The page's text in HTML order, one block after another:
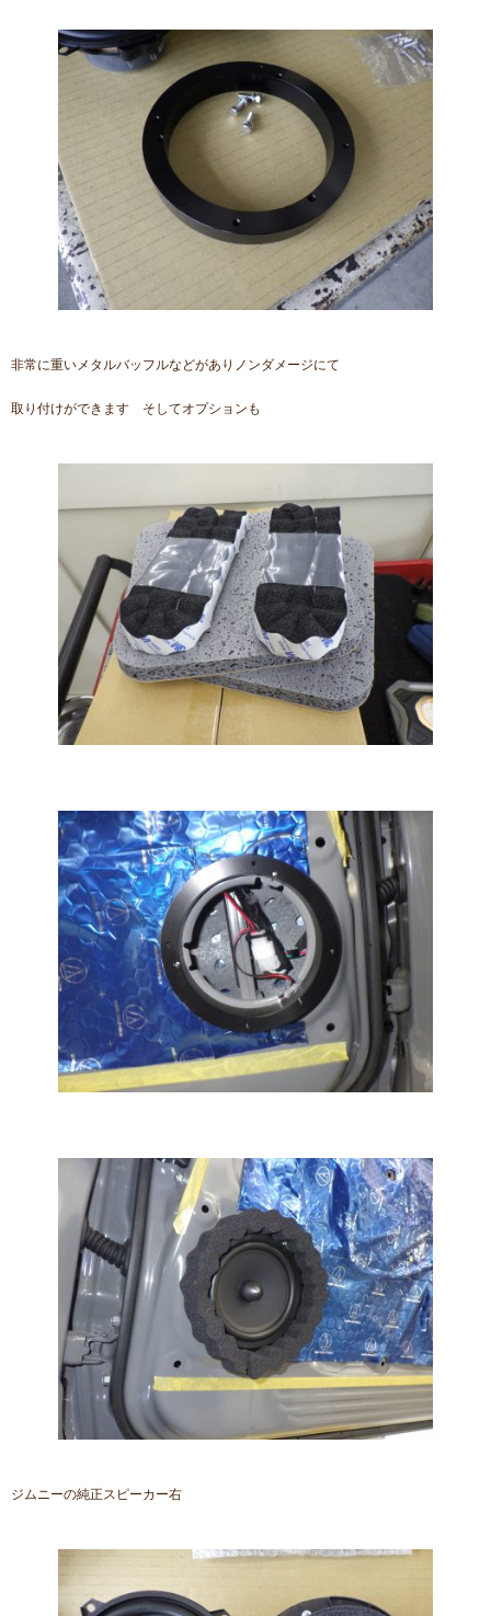
非常に重いメタルバッフルなどがありノンダメージにて
取り付けができます そしてオプションも
ジムニーの純正スピーカー右